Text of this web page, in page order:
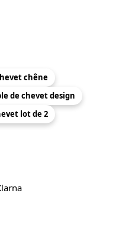
chêne
de chevet design
lot de 2